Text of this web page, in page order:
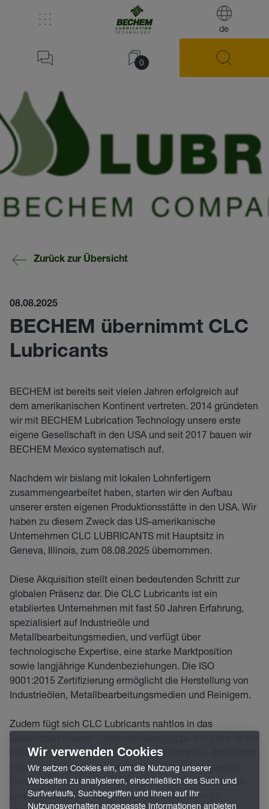
de
0
Zurück zur Übersicht
08.08.2025
BECHEM übernimmt CLC
Lubricants
BECHEM ist bereits seit vielen Jahren erfolgreich auf
dem amerikanischen Kontinent vertreten. 2014 gründeten
wir mit BECHEM Lubrication Technology unsere erste
eigene Gesellschaft in den USA und seit 2017 bauen wir
BECHEM Mexico systematisch auf.
Nachdem wir bislang mit lokalen Lohnfertigern
zusammengearbeitet haben, starten wir den Aufbau
unserer ersten eigenen Produktionsstätte in den USA. Wir
haben zu diesem Zweck das US-amerikanische
Unternehmen CLC LUBRICANTS mit Hauptsitz in
Geneva, Illinois, zum 08.08.2025 übernommen.
Diese Akquisition stellt einen bedeutenden Schritt zur
globalen Präsenz dar. Die CLC Lubricants ist ein
etabliertes Unternehmen mit fast 50 Jahren Erfahrung,
spezialisiert auf Industrieöle und
Metallbearbeitungsmedien, und verfügt über
technologische Expertise, eine starke Marktposition
sowie langjährige Kundenbeziehungen. Die ISO
9001:2015 Zertifizierung ermöglicht die Herstellung von
Industrieölen, Metallbearbeitungsmedien und Reinigern.
Zudem fügt sich CLC Lubricants nahtlos in das
allem der gelebten Unternehmensphilosophie, dem klaren
Fokus auf lösungsorientiertes Handeln, konsequenter
Kundenorientierung, ausgeprägtem Serviceverständnis
und dem Streben nach profitablem Wachstum zu
Wir verwenden Cookies
Wir setzen Cookies ein, um die Nutzung unserer
Webseiten zu analysieren, einschließlich des Such und
Surfverlaufs, Suchbegriffen und Ihnen auf Ihr
Nutzungsverhalten angepasste Informationen anbieten